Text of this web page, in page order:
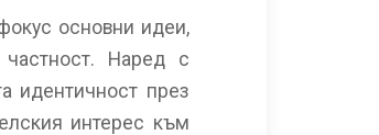
основни идеи,
Наред с
идентичност през
интерес към